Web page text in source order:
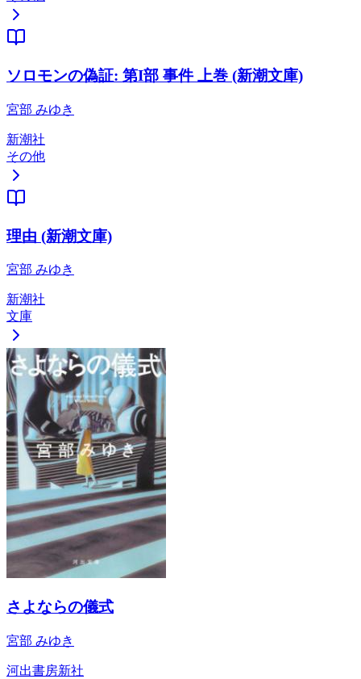
ソロモンの偽証: 第I部 事件 上巻 (新潮文庫)
宮部 みゆき
新潮社
その他
理由 (新潮文庫)
宮部 みゆき
新潮社
文庫
さよならの儀式
宮部 みゆき
河出書房新社